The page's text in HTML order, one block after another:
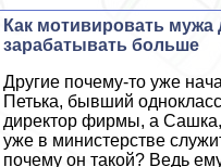
Как мотивировать мужа
заpaбатывать больше
Другие почему-то уже
Петька, бывший
директор фирмы, а Сашка,
уже в министерстве
почему он такой? Ведь